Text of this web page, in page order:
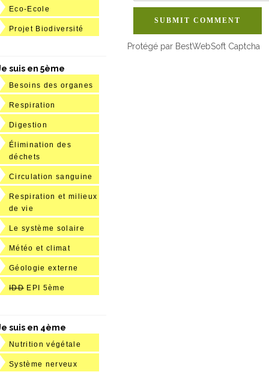
SUBMIT COMMENT
Protégé par BestWebSoft Captcha
Eco-Ecole
Projet Biodiversité
suis en 5ème
Besoins des organes
Respiration
Digestion
Élimination des
déchets
Circulation sanguine
Respiration et milieux
de vie
Le système solaire
Météo et climat
Géologie externe
IDD EPI 5ème
suis en 4ème
Nutrition végétale
Système nerveux